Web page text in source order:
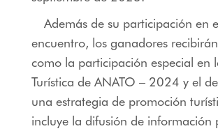
Además de su participación en el
encuentro, los ganadores
como la participación especial en
Turística de ANATO – 2024 y el
una estrategia de promoción
incluye la difusión de información